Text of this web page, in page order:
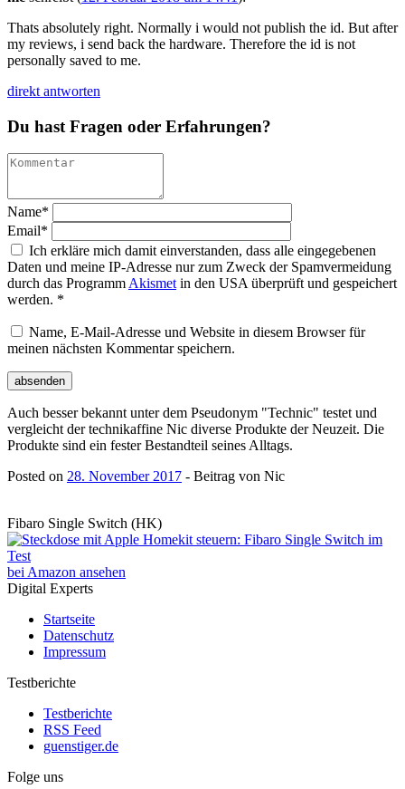
Thats absolutely right. Normally i would not publish the id. But after
my reviews, i send back the hardware. Therefore the id is not
personally saved to me.
direkt antworten
Du hast Fragen oder Erfahrungen?
Name*
Email*
Ich erkläre mich damit einverstanden, dass alle eingegebenen
Daten und meine IP-Adresse nur zum Zweck der Spamvermeidung
durch das Programm Akismet in den USA überprüft und gespeichert
werden. *
Name, E-Mail-Adresse und Website in diesem Browser für
meinen nächsten Kommentar speichern.
Auch besser bekannt unter dem Pseudonym "Technic" testet und
vergleicht der technikaffine Nic diverse Produkte der Neuzeit. Die
Produkte sind ein fester Bestandteil seines Alltags.
Posted on 28. November 2017 - Beitrag von Nic
Fibaro Single Switch (HK)
bei Amazon ansehen
Digital Experts
Startseite
Datenschutz
Impressum
Testberichte
Testberichte
RSS Feed
guenstiger.de
Folge uns